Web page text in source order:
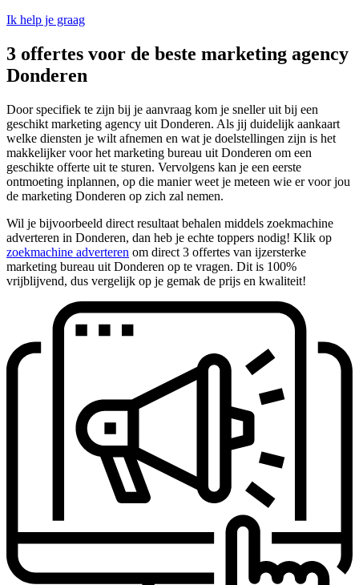
Ik help je graag
3 offertes voor de beste marketing agency
Donderen
Door specifiek te zijn bij je aanvraag kom je sneller uit bij een
geschikt marketing agency uit Donderen. Als jij duidelijk aankaart
welke diensten je wilt afnemen en wat je doelstellingen zijn is het
makkelijker voor het marketing bureau uit Donderen om een
geschikte offerte uit te sturen. Vervolgens kan je een eerste
ontmoeting inplannen, op die manier weet je meteen wie er voor jou
de marketing Donderen op zich zal nemen.
Wil je bijvoorbeeld direct resultaat behalen middels zoekmachine
adverteren in Donderen, dan heb je echte toppers nodig! Klik op
zoekmachine adverteren om direct 3 offertes van ijzersterke
marketing bureau uit Donderen op te vragen. Dit is 100%
vrijblijvend, dus vergelijk op je gemak de prijs en kwaliteit!